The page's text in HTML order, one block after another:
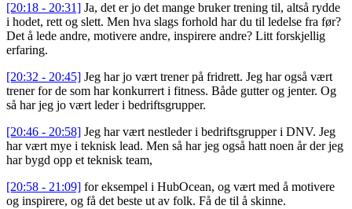
[20:18 - 20:31] Ja, det er jo det mange bruker trening til, altså rydde
i hodet, rett og slett. Men hva slags forhold har du til ledelse fra før?
Det å lede andre, motivere andre, inspirere andre? Litt forskjellig
erfaring.
[20:32 - 20:45] Jeg har jo vært trener på fridrett. Jeg har også vært
trener for de som har konkurrert i fitness. Både gutter og jenter. Og
så har jeg jo vært leder i bedriftsgrupper.
[20:46 - 20:58] Jeg har vært nestleder i bedriftsgrupper i DNV. Jeg
har vært mye i teknisk lead. Men så har jeg også hatt noen år der jeg
har bygd opp et teknisk team,
[20:58 - 21:09] for eksempel i HubOcean, og vært med å motivere
og inspirere, og få det beste ut av folk. Få de til å skinne.